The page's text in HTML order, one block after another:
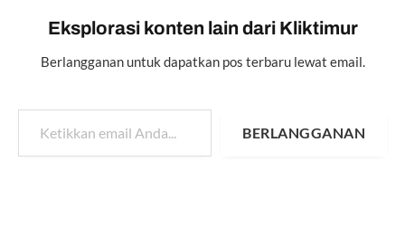
Eksplorasi konten lain dari Kliktimur
Berlangganan untuk dapatkan pos terbaru lewat email.
Ketikkan email Anda...
BERLANGGANAN